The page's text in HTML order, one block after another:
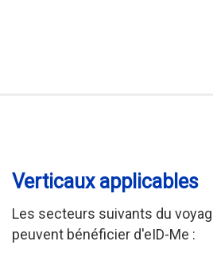
Verticaux applicables
Les secteurs suivants du
peuvent bénéficier d'eID-Me :